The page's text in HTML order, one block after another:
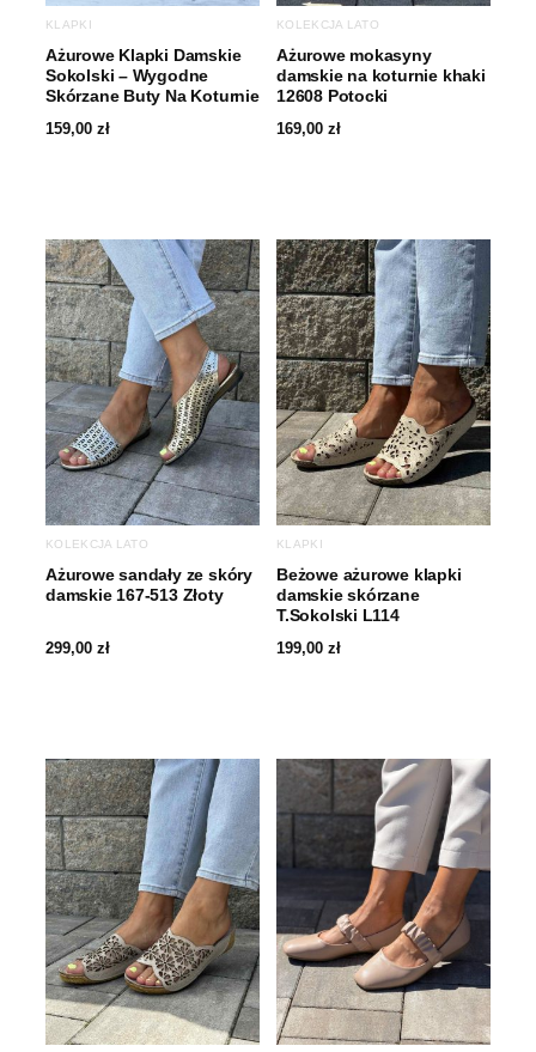
KLAPKI
Ażurowe Klapki Damskie
Sokolski – Wygodne
Skórzane Buty Na Koturnie
159,00 zł
KOLEKCJA LATO
Ażurowe mokasyny
damskie na koturnie khaki
12608 Potocki
169,00 zł
KOLEKCJA LATO
Ażurowe sandały ze skóry
damskie 167-513 Złoty
299,00 zł
KLAPKI
Beżowe ażurowe klapki
damskie skórzane
T.Sokolski L114
199,00 zł